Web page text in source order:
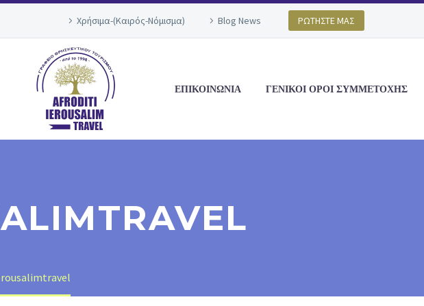
Χρήσιμα-(Καιρός-Νόμισμα) Blog News ΡΩΤΗΣΤΕ ΜΑΣ
ΕΠΙΚΟΙΝΩΝΙΑ ΓΕΝΙΚΟΙ ΟΡΟΙ ΣΥΜΜΕΤΟΧΗΣ